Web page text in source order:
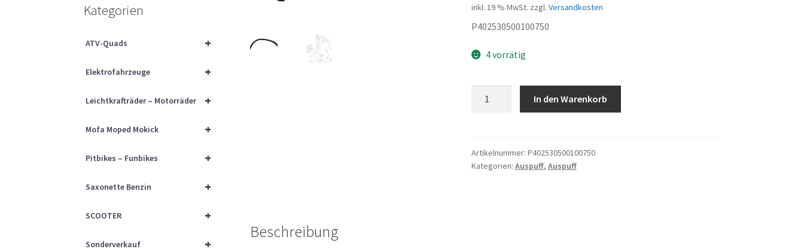
inkl. 19 % MwSt. zzgl. Versandkosten
P402530500100750
4 vorrätig
In den Warenkorb
Artikelnummer: P402530500100750
Kategorien: Auspuff, Auspuff
Beschreibung
Kategorien
+
ATV-Quads
+
Elektrofahrzeuge
+
Leichtkrafträder – Motorräder
+
Mofa Moped Mokick
+
Pitbikes – Funbikes
+
Saxonette Benzin
+
SCOOTER
+
Sonderverkauf